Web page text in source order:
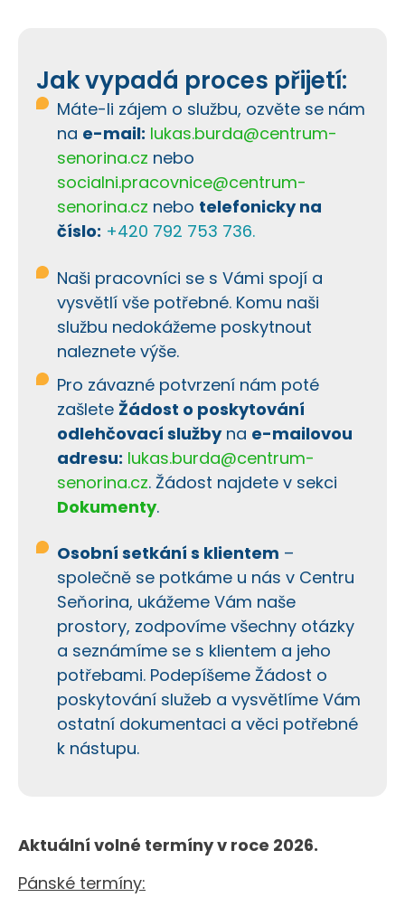
Jak vypadá proces přijetí:
Máte-li zájem o službu, ozvěte se nám
na e-mail: lukas.burda@centrum-
senorina.cz nebo
socialni.pracovnice@centrum-
senorina.cz nebo telefonicky na
číslo: +420 792 753 736.
Naši pracovníci se s Vámi spojí a
vysvětlí vše potřebné. Komu naši
službu nedokážeme poskytnout
naleznete výše.
Pro závazné potvrzení nám poté
zašlete Žádost o poskytování
odlehčovací službyna e-mailovou
adresu: lukas.burda@centrum-
senorina.cz. Žádost najdete v sekci
Dokumenty.
Osobní setkání s klientem –
společně se potkáme u nás v Centru
Seňorina, ukážeme Vám naše
prostory, zodpovíme všechny otázky
a seznámíme se s klientem a jeho
potřebami. Podepíšeme Žádost o
poskytování služeb a vysvětlíme Vám
ostatní dokumentaci a věci potřebné
k nástupu.
Aktuální volné termíny v roce 2026.
Pánské termíny: